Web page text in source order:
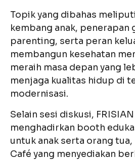
Topik yang dibahas
kembang anak, penerapan
parenting, serta peran
membangun kesehatan
meraih masa depan yang
menjaga kualitas hidup di
modernisasi.
Selain sesi diskusi,
menghadirkan booth
untuk anak serta orang tua,
Café yang menyediakan